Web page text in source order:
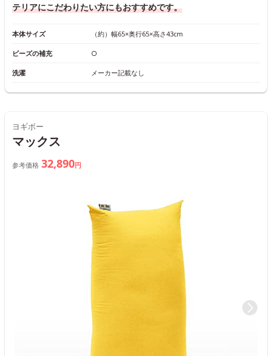
テリアにこだわりたい方にもおすすめです。
本体サイズ （約）幅65×奥行65×高さ43cm
ビーズの補充 ○
洗濯 メーカー記載なし
ヨギボー
マックス
参考価格 32,890円